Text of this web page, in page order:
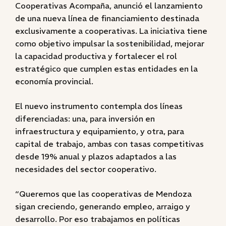
Cooperativas Acompaña, anunció el lanzamiento
de una nueva línea de financiamiento destinada
exclusivamente a cooperativas. La iniciativa tiene
como objetivo impulsar la sostenibilidad, mejorar
la capacidad productiva y fortalecer el rol
estratégico que cumplen estas entidades en la
economía provincial.
El nuevo instrumento contempla dos líneas
diferenciadas: una, para inversión en
infraestructura y equipamiento, y otra, para
capital de trabajo, ambas con tasas competitivas
desde 19% anual y plazos adaptados a las
necesidades del sector cooperativo.
“Queremos que las cooperativas de Mendoza
sigan creciendo, generando empleo, arraigo y
desarrollo. Por eso trabajamos en políticas